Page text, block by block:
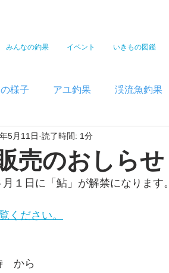
みんなの釣果 イベント いきもの図鑑
の様子 アユ釣果 渓流魚釣果
売のおしらせ
5月11日 読了時間: 1分
１日に「鮎」が解禁になります。
ください。
から